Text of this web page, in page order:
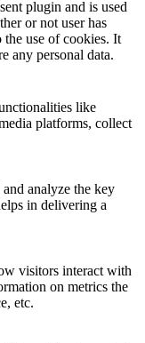
plugin and is used
or not user has
the use of cookies. It
any personal data.
like
platforms, collect
analyze the key
in delivering a
visitors interact with
on metrics the
etc.